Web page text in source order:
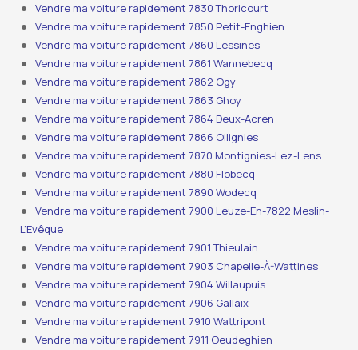
Vendre ma voiture rapidement 7830 Thoricourt
Vendre ma voiture rapidement 7850 Petit-Enghien
Vendre ma voiture rapidement 7860 Lessines
Vendre ma voiture rapidement 7861 Wannebecq
Vendre ma voiture rapidement 7862 Ogy
Vendre ma voiture rapidement 7863 Ghoy
Vendre ma voiture rapidement 7864 Deux-Acren
Vendre ma voiture rapidement 7866 Ollignies
Vendre ma voiture rapidement 7870 Montignies-Lez-Lens
Vendre ma voiture rapidement 7880 Flobecq
Vendre ma voiture rapidement 7890 Wodecq
Vendre ma voiture rapidement 7900 Leuze-En-7822 Meslin-
L’Evêque
Vendre ma voiture rapidement 7901 Thieulain
Vendre ma voiture rapidement 7903 Chapelle-À-Wattines
Vendre ma voiture rapidement 7904 Willaupuis
Vendre ma voiture rapidement 7906 Gallaix
Vendre ma voiture rapidement 7910 Wattripont
Vendre ma voiture rapidement 7911 Oeudeghien